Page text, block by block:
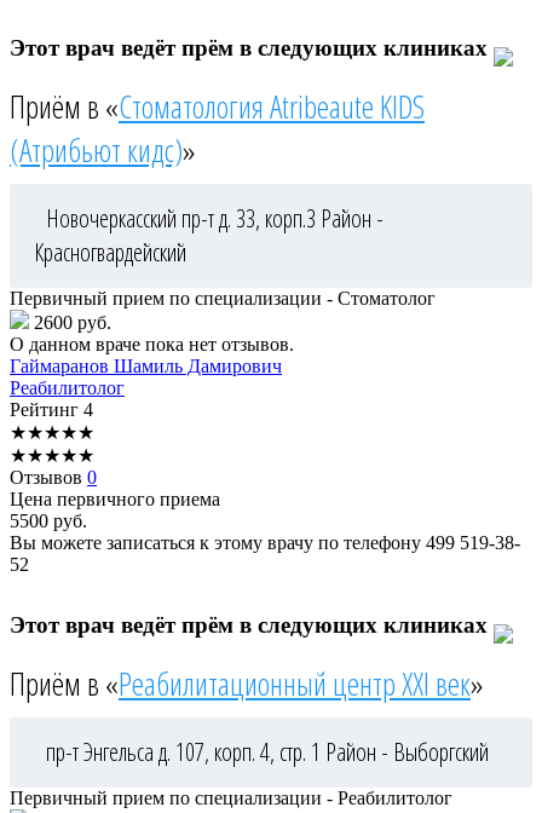
Этот врач ведёт прём в следующих клиниках
Приём в «Стоматология Atribeaute KIDS
(Атрибьют кидс)»
Новочеркасский пр-т д. 33, корп.3 Район -
Красногвардейский
Первичный прием по специализации - Стоматолог
2600 руб.
О данном враче пока нет отзывов.
Гаймаранов Шамиль Дамирович
Реабилитолог
Рейтинг 4
★★★★★
★★★★★
Отзывов 0
Цена первичного приема
5500 руб.
Вы можете записаться к этому врачу по телефону 499 519-38-
52
Этот врач ведёт прём в следующих клиниках
Приём в «Реабилитационный центр XXI век»
пр-т Энгельса д. 107, корп. 4, стр. 1 Район - Выборгский
Первичный прием по специализации - Реабилитолог